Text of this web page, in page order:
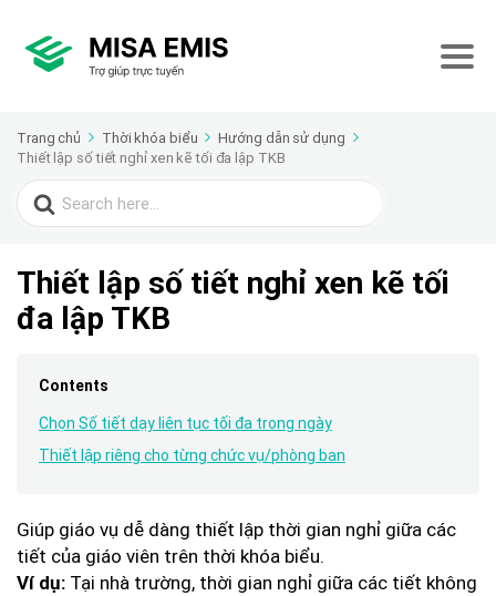
Trang chủ Thời khóa biểu
Hướng dẫn sử dụng
Thiết lập số tiết nghỉ xen kẽ tối đa lập TKB
Search
for:
Thiết lập số tiết nghỉ xen kẽ tối
đa lập TKB
Contents
Chọn Số tiết dạy liên tục tối đa trong ngày
Thiết lập riêng cho từng chức vụ/phòng ban
Giúp giáo vụ dễ dàng thiết lập thời gian nghỉ giữa các
tiết của giáo viên trên thời khóa biểu.
Ví dụ: Tại nhà trường, thời gian nghỉ giữa các tiết không